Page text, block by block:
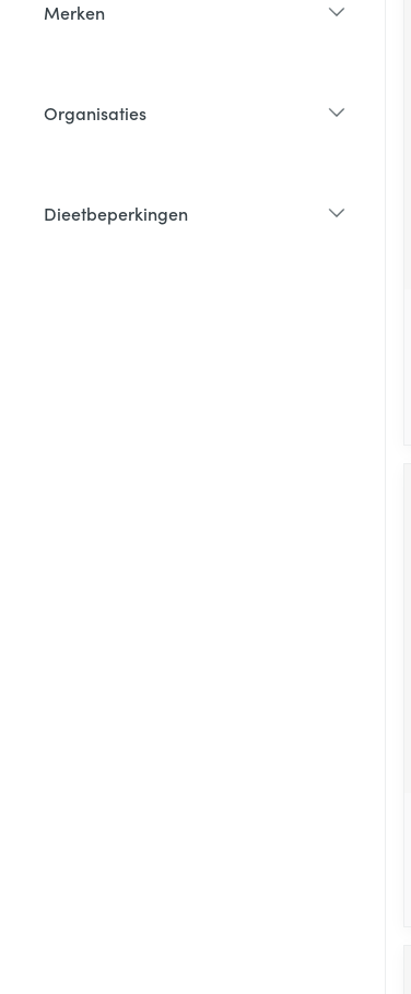
Merken
Organisaties
Dieetbeperkingen